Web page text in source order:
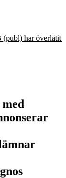
har överlåtit